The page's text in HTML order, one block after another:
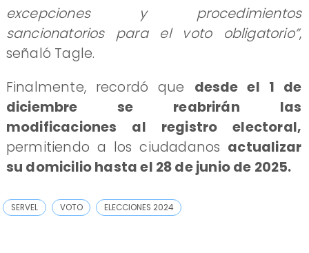
excepciones y procedimientos
sancionatorios para el voto obligatorio”,
señaló Tagle.
Finalmente, recordó que desde el 1 de
diciembre se reabrirán las
modificaciones al registro electoral,
permitiendo a los ciudadanos actualizar
su domicilio hasta el 28 de junio de 2025.
SERVEL VOTO ELECCIONES 2024